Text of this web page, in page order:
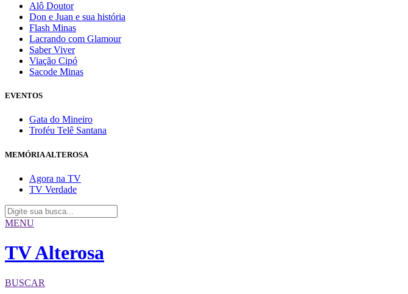
Alô Doutor
Don e Juan e sua história
Flash Minas
Lacrando com Glamour
Saber Viver
Viação Cipó
Sacode Minas
EVENTOS
Gata do Mineiro
Troféu Telê Santana
MEMÓRIA ALTEROSA
Agora na TV
TV Verdade
MENU
TV Alterosa
BUSCAR